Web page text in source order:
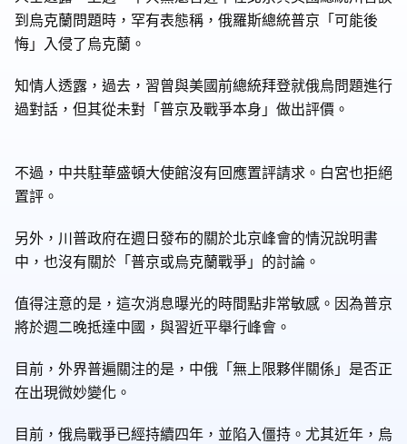
到烏克蘭問題時，罕有表態稱，俄羅斯總統普京「可能後
悔」入侵了烏克蘭。
知情人透露，過去，習曾與美國前總統拜登就俄烏問題進行
過對話，但其從未對「普京及戰爭本身」做出評價。
不過，中共駐華盛頓大使館沒有回應置評請求。白宮也拒絕
置評。
另外，川普政府在週日發布的關於北京峰會的情況說明書
中，也沒有關於「普京或烏克蘭戰爭」的討論。
值得注意的是，這次消息曝光的時間點非常敏感。因為普京
將於週二晚抵達中國，與習近平舉行峰會。
目前，外界普遍關注的是，中俄「無上限夥伴關係」是否正
在出現微妙變化。
目前，俄烏戰爭已經持續四年，並陷入僵持。尤其近年，烏